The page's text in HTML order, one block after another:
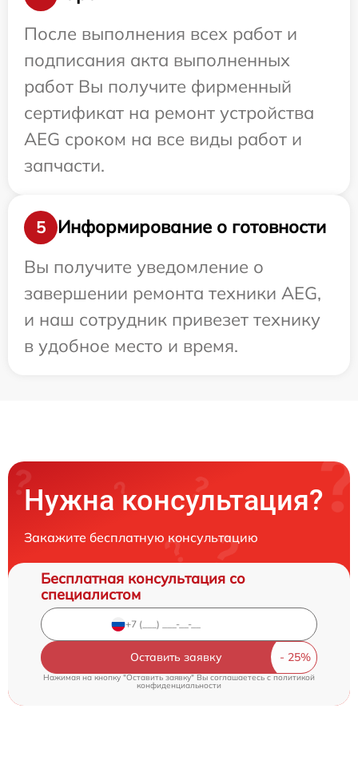
После выполнения всех работ и
подписания акта выполненных
работ Вы получите фирменный
сертификат на ремонт устройства
AEG сроком на все виды работ и
запчасти.
5
Информирование о готовности
Вы получите уведомление о
завершении ремонта техники AEG,
и наш сотрудник привезет технику
в удобное место и время.
Нужна консультация?
Закажите бесплатную консультацию
Бесплатная консультация со
специалистом
Оставить заявку
Нажимая на кнопку "Оставить заявку" Вы соглашаетесь cполитикой
конфиденциальности